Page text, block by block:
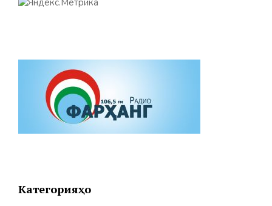
Категорияҳо